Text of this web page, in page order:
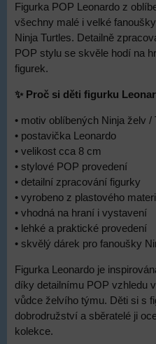
Figurka POP Leonardo z
všechny malé i velké
Ninja Turtles. Detailně
POP stylu se skvěle hodí na
figurek.
✨ Proč si děti figurku
• motiv oblíbených Ninja želv /
• postavička Leonardo
• velikost cca 8 cm
• stylové POP provedení
• detailní zpracování figurky
• vyrobeno z plastového
• vhodná na hraní i vystavení
• lehké a praktické provedení
• skvělý dárek pro fanoušky
Figurka Leonardo je
díky detailnímu POP vzhledu
vůdce želvího týmu. Děti si s
dobrodružství a sběratelé ji
kolekce.